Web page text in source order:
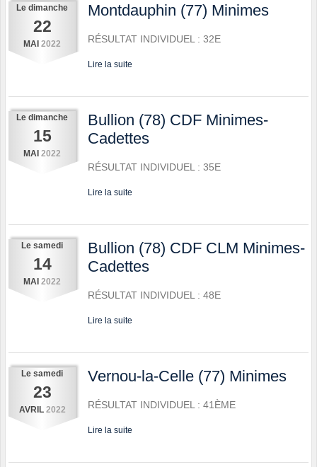
Le dimanche
22
MAI 2022
Montdauphin (77) Minimes
RÉSULTAT INDIVIDUEL : 32E
Lire la suite
Le dimanche
15
MAI 2022
Bullion (78) CDF Minimes-
Cadettes
RÉSULTAT INDIVIDUEL : 35E
Lire la suite
Le samedi
14
MAI 2022
Bullion (78) CDF CLM Minimes-
Cadettes
RÉSULTAT INDIVIDUEL : 48E
Lire la suite
Le samedi
23
AVRIL 2022
Vernou-la-Celle (77) Minimes
RÉSULTAT INDIVIDUEL : 41ÈME
Lire la suite